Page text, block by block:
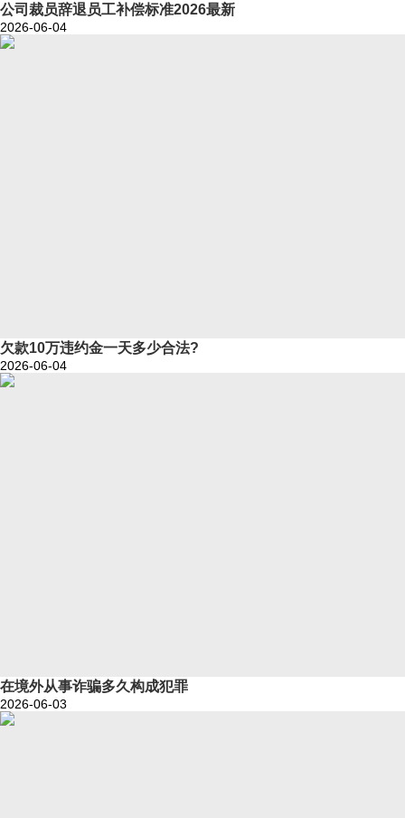
公司裁员辞退员工补偿标准2026最新
2026-06-04
欠款10万违约金一天多少合法?
2026-06-04
在境外从事诈骗多久构成犯罪
2026-06-03